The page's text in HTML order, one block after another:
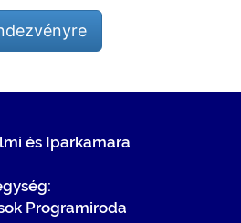
és Iparkamara
Programiroda